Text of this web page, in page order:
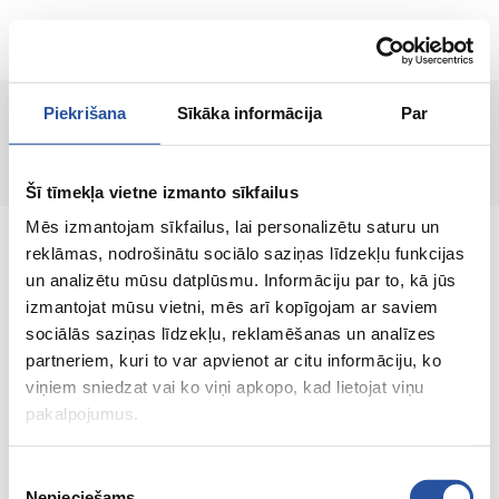
Piekrišana Sīkāka informācija Par
Šī tīmekļa vietne izmanto sīkfailus
Mēs izmantojam sīkfailus, lai personalizētu saturu un
reklāmas, nodrošinātu sociālo saziņas līdzekļu funkcijas
un analizētu mūsu datplūsmu. Informāciju par to, kā jūs
izmantojat mūsu vietni, mēs arī kopīgojam ar saviem
sociālās saziņas līdzekļu, reklamēšanas un analīzes
partneriem, kuri to var apvienot ar citu informāciju, ko
viņiem sniedzat vai ko viņi apkopo, kad lietojat viņu
pakalpojumus.
RU
Страница не найдена!
Интернет-магазин с выгодными ценами и
качественными товарами, где
удовлетворённость клиента является нашей
главной ценностью.
Vse dlja vashego doma i sada!